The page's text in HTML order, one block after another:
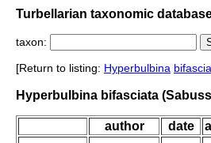
Turbellarian taxonomic
taxon:
[Return to listing: Hyperbulbina
Hyperbulbina bifasciata
author date